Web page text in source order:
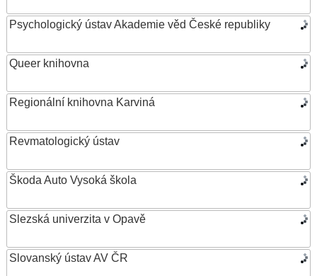
Psychologický ústav Akademie věd České republiky
Queer knihovna
Regionální knihovna Karviná
Revmatologický ústav
Škoda Auto Vysoká škola
Slezská univerzita v Opavě
Slovanský ústav AV ČR